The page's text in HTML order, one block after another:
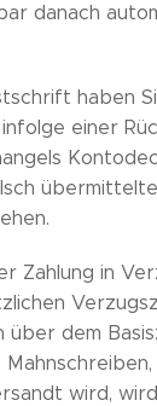
danach
haben
einer
Zahlung in
dem
wird,